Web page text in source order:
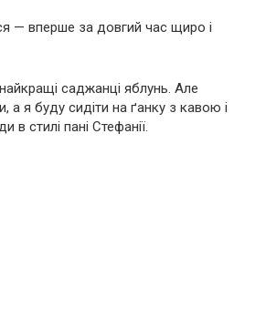
— вперше за довгий час щиро і
саджанці яблунь. Але
а я буду сидіти на ґанку з кавою і
в стилі пані Стефанії.